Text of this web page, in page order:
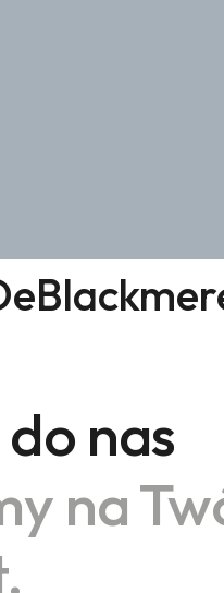
nas
na